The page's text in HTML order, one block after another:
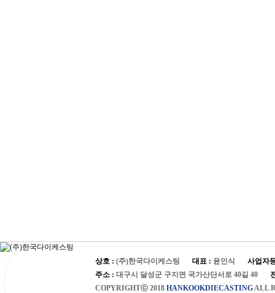
상호 : (주)한국다이케스팅 대표 : 윤인식
사업자
주소 : 대구시 달성군 구지면 국가산단서로 40길 40
COPYRIGHTⓒ 2018 HANKOOKDIECASTINGALL